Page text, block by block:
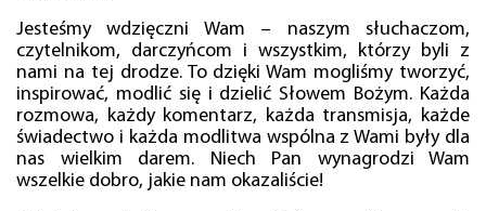
Jesteśmy wdzięczni Wam – naszym słuchaczom,
czytelnikom, darczyńcom i wszystkim, którzy byli z
nami na tej drodze. To dzięki Wam mogliśmy tworzyć,
inspirować, modlić się i dzielić Słowem Bożym. Każda
rozmowa, każdy komentarz, każda transmisja, każde
świadectwo i każda modlitwa wspólna z Wami były dla
nas wielkim darem. Niech Pan wynagrodzi Wam
wszelkie dobro, jakie nam okazaliście!